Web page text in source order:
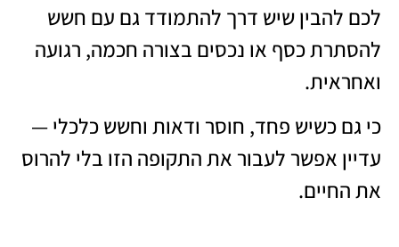
לכם להבין שיש דרך להתמודד גם עם חשש
להסתרת כסף או נכסים בצורה חכמה, רגועה
ואחראית.
כי גם כשיש פחד, חוסר ודאות וחשש כלכלי —
עדיין אפשר לעבור את התקופה הזו בלי להרוס
את החיים.